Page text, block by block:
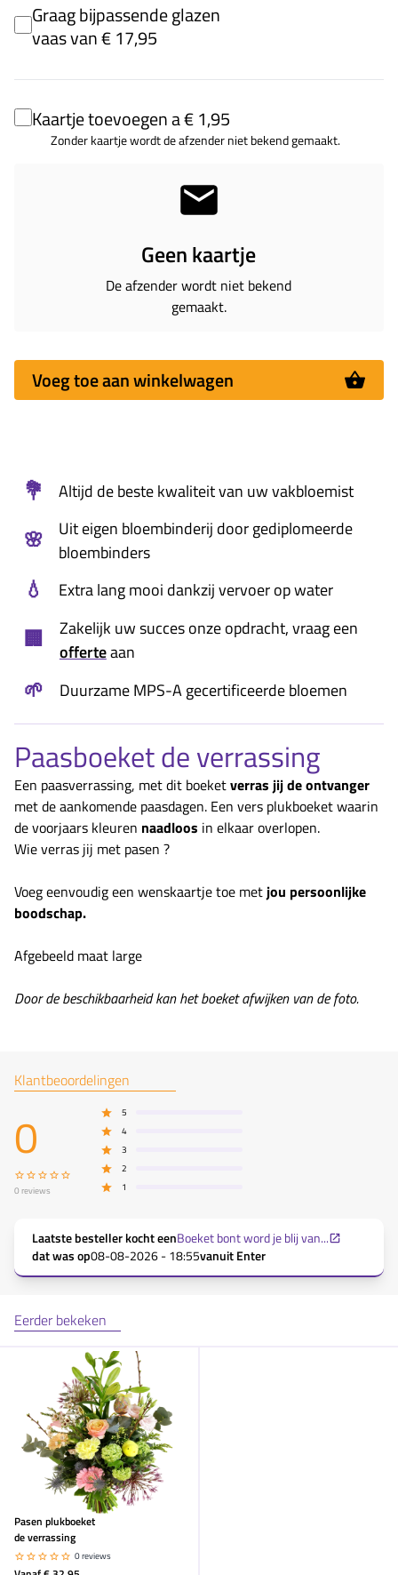
Graag bijpassende glazen
vaas van € 17,95
Kaartje toevoegen a € 1,95
Zonder kaartje wordt de afzender niet bekend gemaakt.
Geen kaartje
De afzender wordt niet bekend
gemaakt.
Voeg toe aan winkelwagen
💐 Altijd de beste kwaliteit van uw vakbloemist
🌸
Uit eigen bloembinderij door gediplomeerde
bloembinders
💧 Extra lang mooi dankzij vervoer op water
🏢
Zakelijk uw succes onze opdracht, vraag een
offerteaan
🌱 Duurzame MPS-A gecertificeerde bloemen
Paasboeket de verrassing
Een paasverrassing, met dit boeketverras jij de ontvanger
met de aankomende paasdagen. Een vers plukboeket waarin
de voorjaars kleuren naadloos in elkaar overlopen.
Wie verras jij met pasen ?
Voeg eenvoudig een wenskaartje toe metjou persoonlijke
boodschap.
Afgebeeld maat large
Door de beschikbaarheid kan het boeket afwijken van de foto.
Klantbeoordelingen
0
0 reviews
5
4
3
2
1
Laatste besteller kocht eenBoeket bont word je blij van...
dat was op08-08-2026 - 18:55vanuitEnter
Eerder bekeken
Pasen plukboeket
de verrassing
0 reviews